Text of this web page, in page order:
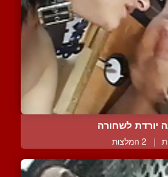
יורדת לשחורה
| 2 המלצות